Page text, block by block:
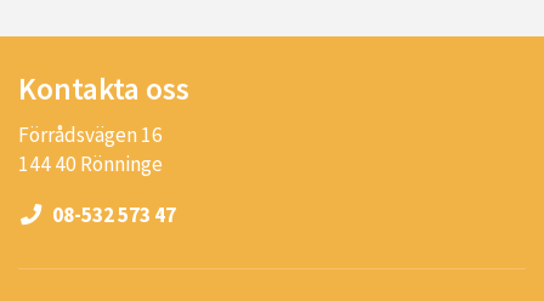
Kontakta oss
Förrådsvägen 16
144 40 Rönninge
08-532 573 47